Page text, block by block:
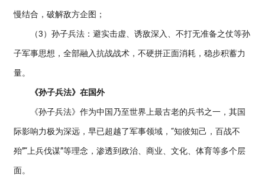
慢结合，破解敌方企图；
（3）孙子兵法：避实击虚、诱敌深入、不打无准备之仗等孙
子军事思想，全部融入抗战战术，不硬拼正面消耗，稳步积蓄力
量。
《孙子兵法》在国外
《孙子兵法》作为中国乃至世界上最古老的兵书之一，其国
际影响力极为深远，早已超越了军事领域，“知彼知己，百战不
殆”“上兵伐谋”等理念，渗透到政治、商业、文化、体育等多个层
面。